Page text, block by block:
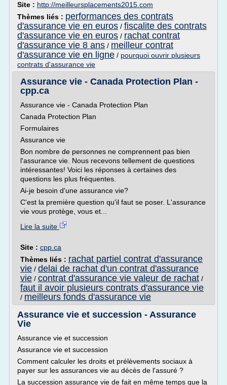
Site : http://meilleursplacements2015.com
Thèmes liés : performances des contrats
d'assurance vie en euros / fiscalite des contrats
d'assurance vie en euros / rachat contrat
d'assurance vie 8 ans / meilleur contrat
d'assurance vie en ligne / pourquoi ouvrir plusieurs
contrats d'assurance vie
Assurance vie - Canada Protection Plan -
cpp.ca
Assurance vie - Canada Protection Plan
Canada Protection Plan
Formulaires
Assurance vie
Bon nombre de personnes ne comprennent pas bien
l'assurance vie. Nous recevons tellement de questions
intéressantes! Voici les réponses à certaines des
questions les plus fréquentes.
Ai-je besoin d'une assurance vie?
C'est la première question qu'il faut se poser. L'assurance
vie vous protège, vous et...
Lire la suite
Site : cpp.ca
Thèmes liés : rachat partiel contrat d'assurance
vie / delai de rachat d'un contrat d'assurance
vie / contrat d'assurance vie valeur de rachat /
faut il avoir plusieurs contrats d'assurance vie
/ meilleurs fonds d'assurance vie
Assurance vie et succession - Assurance
Vie
Assurance vie et succession
Assurance vie et succession
Comment calculer les droits et prélèvements sociaux à
payer sur les assurances vie au décès de l'assuré ?
La succession assurance vie de fait en même temps que la